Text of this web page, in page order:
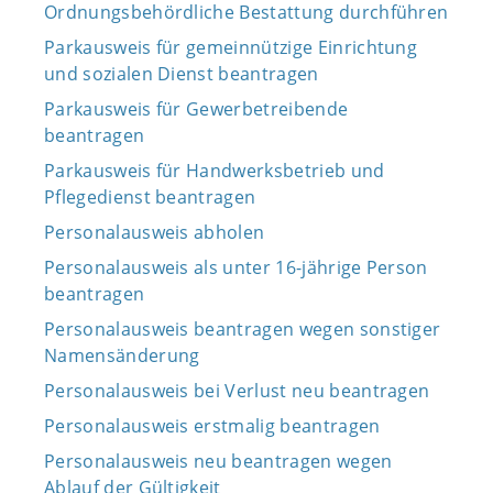
Ordnungsbehördliche Bestattung durchführen
Parkausweis für gemeinnützige Einrichtung
und sozialen Dienst beantragen
Parkausweis für Gewerbetreibende
beantragen
Parkausweis für Handwerksbetrieb und
Pflegedienst beantragen
Personalausweis abholen
Personalausweis als unter 16-jährige Person
beantragen
Personalausweis beantragen wegen sonstiger
Namensänderung
Personalausweis bei Verlust neu beantragen
Personalausweis erstmalig beantragen
Personalausweis neu beantragen wegen
Ablauf der Gültigkeit